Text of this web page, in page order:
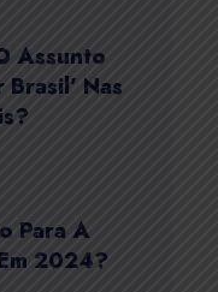
Assunto
Brasil’ Nas
Para A
2024?